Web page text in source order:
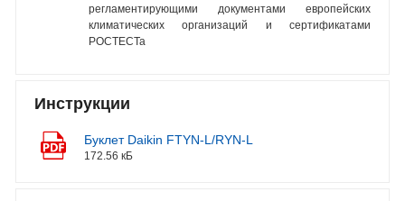
регламентирующими документами европейских
климатических организаций и сертификатами
РОСТЕСТа
Инструкции
Буклет Daikin FTYN-L/RYN-L
172.56 кБ